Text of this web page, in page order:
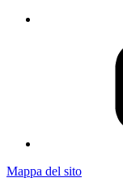
Mappa del sito